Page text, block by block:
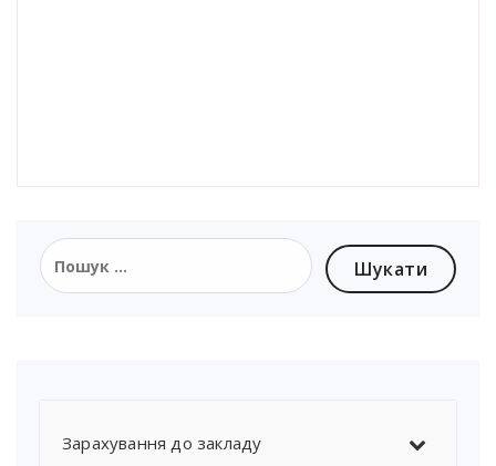
Пошук:
Зарахування до закладу